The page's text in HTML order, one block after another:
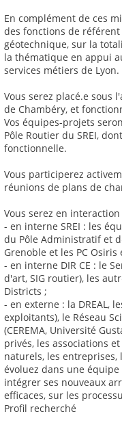
En complément de ces
des fonctions de
géotechnique, sur la
la thématique en appui
services métiers de Lyon.
Vous serez placé.e sous
de Chambéry, et
Vos équipes-projets
Pôle Routier du SREI,
fonctionnelle.
Vous participerez
réunions de plans de
Vous serez en
- en interne SREI : les
du Pôle Administratif et
Grenoble et les PC Osiris
- en interne DIR CE : le
d'art, SIG routier), les
Districts ;
- en externe : la DREAL,
exploitants), le Réseau
(CEREMA, Université
privés, les associations
naturels, les entreprises,
évoluez dans une
intégrer ses nouveaux
efficaces, sur les
Profil recherché